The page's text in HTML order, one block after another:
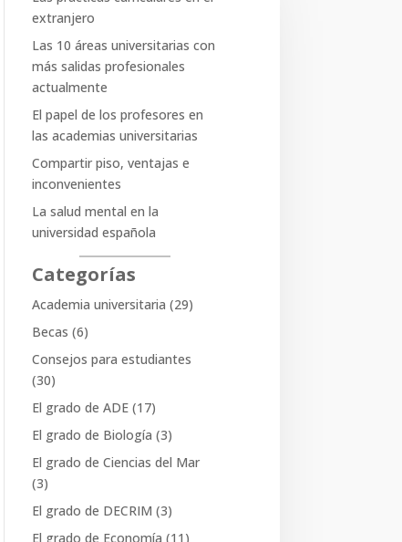
extranjero
Las 10 áreas universitarias con
más salidas profesionales
actualmente
El papel de los profesores en
las academias universitarias
Compartir piso, ventajas e
inconvenientes
La salud mental en la
universidad española
Categorías
Academia universitaria (29)
Becas (6)
Consejos para estudiantes
(30)
El grado de ADE (17)
El grado de Biología (3)
El grado de Ciencias del Mar
(3)
El grado de DECRIM (3)
El grado de Economía (11)
Últimas entradas
Las prácticas curriculares en el
extranjero
Las 10 áreas universitarias con
más salidas profesionales
actualmente
El papel de los profesores en
las academias universitarias
Compartir piso, ventajas e
inconvenientes
La salud mental en la
Categorías
(30)